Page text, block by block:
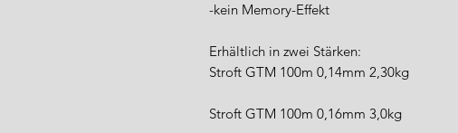
-kein Memory-Effekt
Erhältlich in zwei Stärken:
Stroft GTM 100m 0,14mm 2,30kg
Stroft GTM 100m 0,16mm 3,0kg